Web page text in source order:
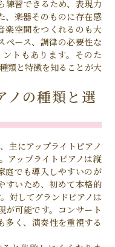
練習できるため、表現力
、楽器そのものに存在感
楽空間をつくれるのも大
ペース、調律の必要性な
トもあります。そのた
類と特徴を知ることが大
ノの種類と選
主にアップライトピアノ
アップライトピアノは縦
庭でも導入しやすいのが
すいため、初めて本格的
対してグランドピアノは
が可能です。コンサート
多く、演奏性を重視する